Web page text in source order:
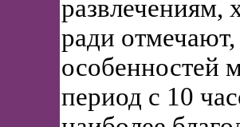
развлечениям,
ради отмечают,
особенностей
период с 10